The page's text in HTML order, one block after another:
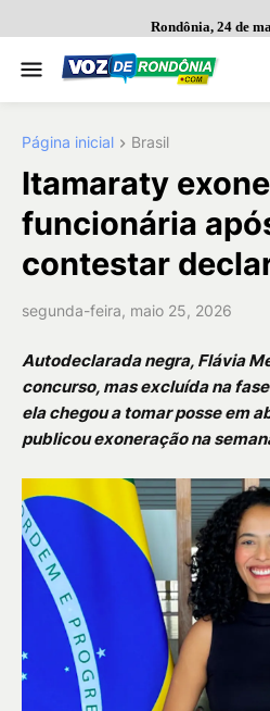
Rondônia, 24 de
Página inicial Brasil
Itamaraty
funcionária
contestar
segunda-feira, maio 25, 2026
Autodeclarada negra, Flávia
concurso, mas excluída na
ela chegou a tomar posse em
publicou exoneração na